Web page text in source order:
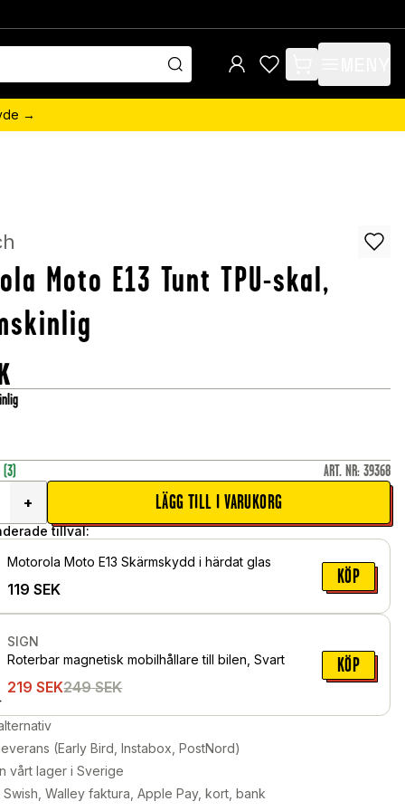
items in cart, view
→
Moto E13 Tunt TPU-skal,
(3) ART. NR: 39368
+
LÄGG TILL I VARUKORG
tillval:
Motorola Moto E13 Skärmskydd i härdat glas
119 SEK
KÖP
SIGN
Roterbar magnetisk mobilhållare till bilen, Svart
219 SEK249 SEK
KÖP
(Early Bird, Instabox, PostNord)
vårt lager i Sverige
Swish, Walley faktura, Apple Pay, kort, bank